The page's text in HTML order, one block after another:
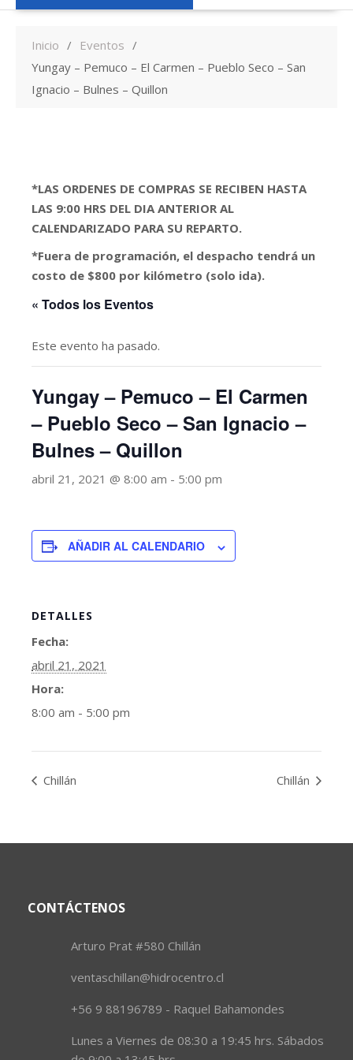
Inicio
Eventos
Yungay – Pemuco – El Carmen – Pueblo Seco – San
Ignacio – Bulnes – Quillon
*LAS ORDENES DE COMPRAS SE RECIBEN HASTA
LAS 9:00 HRS DEL DIA ANTERIOR AL
CALENDARIZADO PARA SU REPARTO.
*Fuera de programación, el despacho tendrá un
costo de $800 por kilómetro (solo ida).
« Todos los Eventos
Este evento ha pasado.
Yungay – Pemuco – El Carmen
– Pueblo Seco – San Ignacio –
Bulnes – Quillon
abril 21, 2021 @ 8:00 am - 5:00 pm
AÑADIR AL CALENDARIO
DETALLES
Fecha:
abril 21, 2021
Hora:
8:00 am - 5:00 pm
Chillán Chillán
CONTÁCTENOS
Arturo Prat #580 Chillán
ventaschillan@hidrocentro.cl
+56 9 88196789 - Raquel Bahamondes
Lunes a Viernes de 08:30 a 19:45 hrs. Sábados